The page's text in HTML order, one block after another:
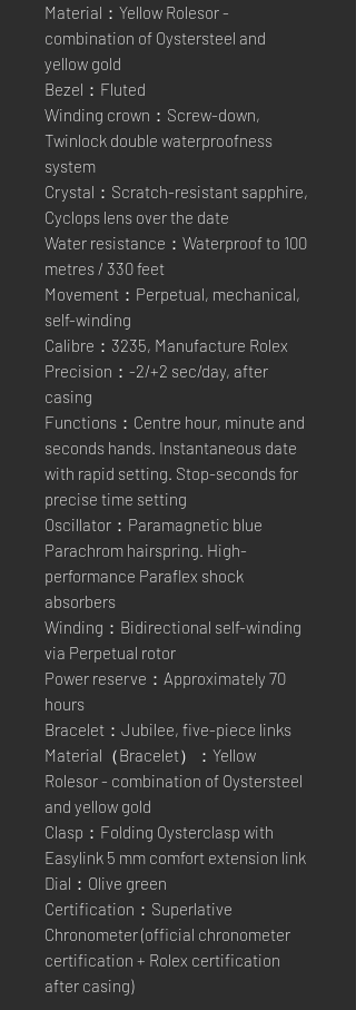
Material：Yellow Rolesor -
combination of Oystersteel and
yellow gold
Bezel：Fluted
Winding crown：Screw-down,
Twinlock double waterproofness
system
Crystal：Scratch-resistant sapphire,
Cyclops lens over the date
Water resistance：Waterproof to 100
metres / 330 feet
Movement：Perpetual, mechanical,
self-winding
Calibre：3235, Manufacture Rolex
Precision：-2/+2 sec/day, after
casing
Functions：Centre hour, minute and
seconds hands. Instantaneous date
with rapid setting. Stop-seconds for
precise time setting
Oscillator：Paramagnetic blue
Parachrom hairspring. High-
performance Paraflex shock
absorbers
Winding：Bidirectional self-winding
via Perpetual rotor
Power reserve：Approximately 70
hours
Bracelet：Jubilee, five-piece links
Material（Bracelet）：Yellow
Rolesor - combination of Oystersteel
and yellow gold
Clasp：Folding Oysterclasp with
Easylink 5 mm comfort extension link
Dial：Olive green
Certification：Superlative
Chronometer (official chronometer
certification + Rolex certification
after casing)